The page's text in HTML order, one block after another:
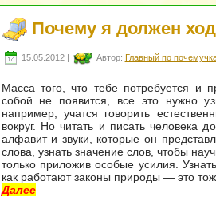
Почему я должен
15.05.2012 | Автор: Главный по
Масса того, что тебе потребуется и
собой не появится, все это нужно
например, учатся говорить
вокруг. Но читать и писать человека
алфавит и звуки, которые он
слова, узнать значение слов, чтобы
только приложив особые усилия.
как работают законы природы — это
Далее